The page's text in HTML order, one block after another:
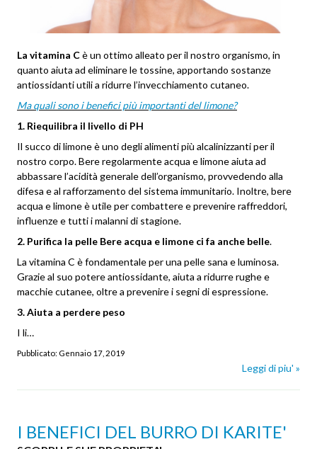
La vitamina Cè un ottimo alleato per il nostro organismo, in
quanto aiuta ad eliminare le tossine, apportando sostanze
antiossidanti utili a ridurre l’invecchiamento cutaneo.
Ma quali sono i benefici più importanti del limone?
1. Riequilibra il livello di PH
Il succo di limone è uno degli alimenti più alcalinizzanti per il
nostro corpo. Bere regolarmente acqua e limone aiuta ad
abbassare l’acidità generale dell’organismo, provvedendo alla
difesa e al rafforzamento del sistema immunitario. Inoltre, bere
acqua e limone è utile per combattere e prevenire raffreddori,
influenze e tutti i malanni di stagione.
2. Purifica la pelle Bere acqua e limone ci fa anche belle.
La vitamina C è fondamentale per una pelle sana e luminosa.
Grazie al suo potere antiossidante, aiuta a ridurre rughe e
macchie cutanee, oltre a prevenire i segni di espressione.
3. Aiuta a perdere peso
I li…
Pubblicato: Gennaio 17, 2019
Leggi di piu' »
I BENEFICI DEL BURRO DI KARITE'